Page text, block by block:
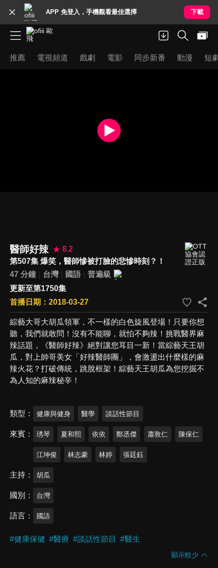
APP 免登入，手機觀看最佳選擇 下載
推薦 電視頻道 戲劇 電影 同步新番 動漫 短
醫師好辣
8.2
第507集 爆笑，醫師慘被打臉的悲慘時刻？！
47 分鐘
台灣 國語
普遍級
更新至第1750集
首播日期：2018-03-27
綜藝大哥大胡瓜領軍，不一樣的白色旋風登場！只要你想
聽，我們就敢問！沒有不能聊，就怕不夠辣！挑戰醫界麻
辣話題，《醫師好辣》絕對讓您耳目一新！當綜藝天王胡
瓜，對上帥哥美女「好辣醫師團」，會激盪出什麼樣的麻
辣火花？打破傳統，跳脫框架！綜藝天王胡瓜為您挖掘不
為人知的麻辣秘辛！
類型 健康與健身 醫學 談話性節目
來賓 琇琴 夏和熙 依依 鄭丞傑 蕭敦仁 陳保仁
江坤俊 林志豪 林婷 張廷鈺
主持 胡瓜
國別 台灣
語言 國語
#健康保健 #醫療 #談話性節目 #醫生
顯示較少